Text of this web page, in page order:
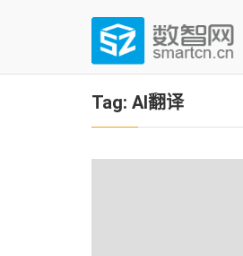
(Press
数智网
智能家居第一资讯门户 | 智
Tag: AI翻译